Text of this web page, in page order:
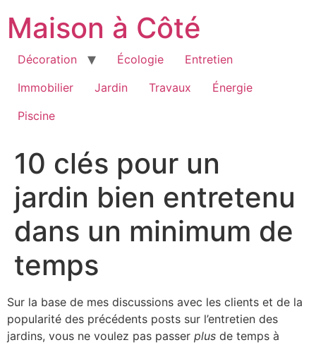
contenu
Maison à Côté
Décoration Écologie
Entretien
Immobilier
Jardin Travaux
Énergie
Piscine
10 clés pour un
jardin bien entretenu
dans un minimum de
temps
Sur la base de mes discussions avec les clients et de la
popularité des précédents posts sur l’entretien des
jardins, vous ne voulez pas passer plus de temps à